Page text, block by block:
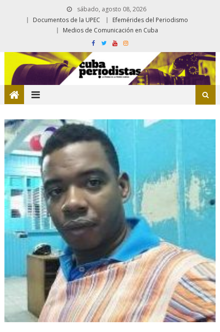
sábado, agosto 08, 2026
Documentos de la UPEC
Efemérides del Periodismo
Medios de Comunicación en Cuba